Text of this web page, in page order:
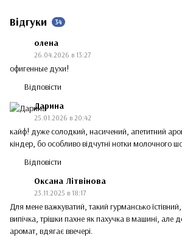
Відгуки 34
олена
26.04.2026 в 13:27
офигенные духи!
Відповісти
Дарина
25.01.2026 в 20:42
кайф! дуже солодкий, насичений, апетитний
кіндер, бо особливо відчутні нотки молочного
Відповісти
Оксана Літвінова
23.11.2025 в 18:17
Для мене важкуватий, такий гурмансько
випічка, трішки пахне як пахучка в машині, але
аромат, вдягає ввечері.